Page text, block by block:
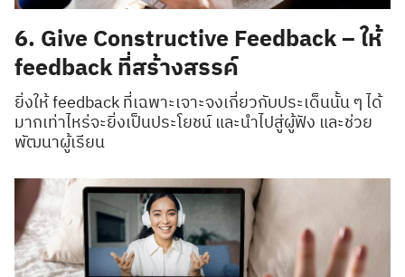
6. Give Constructive Feedback – ให้
feedback ที่สร้างสรรค์
ยิ่งให้ feedback ที่เฉพาะเจาะจงเกี่ยวกับประเด็นนั้น ๆ ได้
มากเท่าไหร่จะยิ่งเป็นประโยชน์ และนำไปสู่ผู้ฟัง และช่วย
พัฒนาผู้เรียน